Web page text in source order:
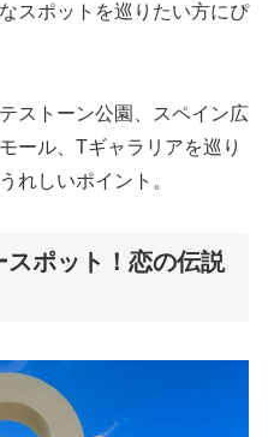
スポットを巡りたい方にぴ
ストーン公園、スペイン広
ール、Tギャラリアを巡り
れしいポイント。
ポット！恋の伝説